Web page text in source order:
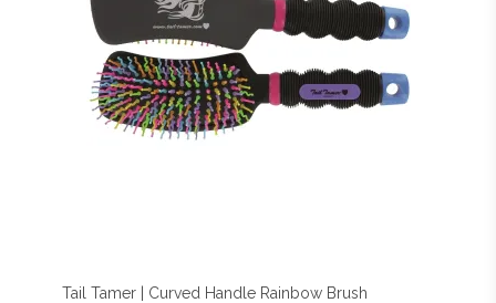
Tail Tamer | Curved Handle Rainbow Brush